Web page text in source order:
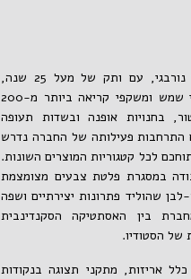
מותג משקפיים נורבגי, עם ותק של מעל 25 שנה,
המשווק משקפי שמש ומשקפי קריאה ביותר מ-200
בחנויות אופנה ובשדות תעופה
התרחבות פעילותה של החברה נדרש
לכל קטגוריות המוצרים השונות.
במסגרת פלטת צבעים מצומצמת
שהוליד פתרונות יצירתיים ושפה
בין האסתטיקה הסקנדינבית
של הסטודיו.
אריזות, מתקני תצוגה בנקודות